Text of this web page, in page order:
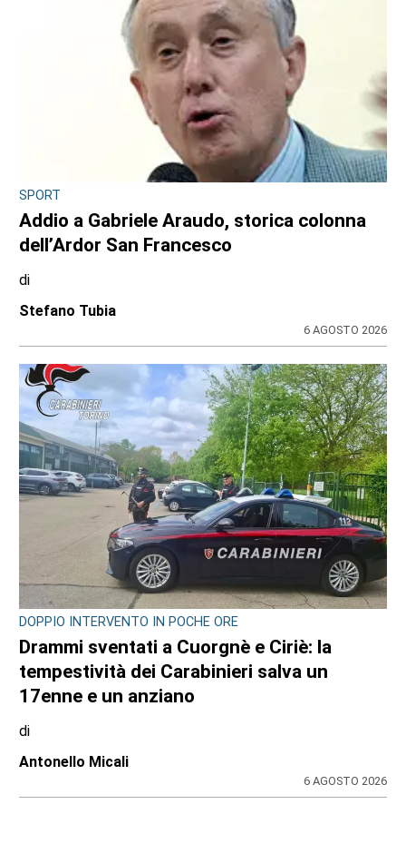
MAPPANO, DRAMMA SFIORATO IN VIA RIVAROLO
Il cellulare gli prende fuoco nella tasca dei
pantaloni: ustionato il titolare del
distributore Tamoil
di
Redazione
6 AGOSTO 2026
LAVORI PUBBLICI
Cosa cambia alla Reggia di Venaria con il
piano di eliminazione delle barriere
architettoniche
di
Redazione